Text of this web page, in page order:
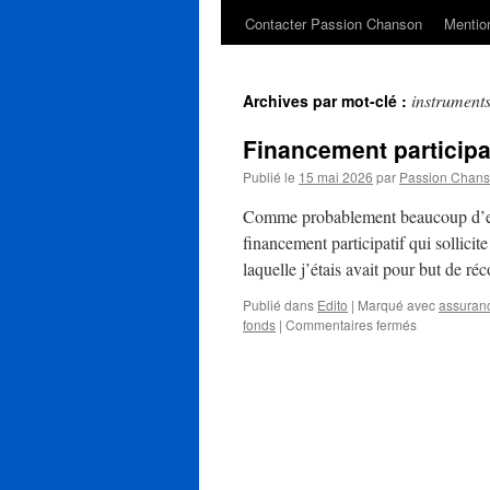
Contacter Passion Chanson
Archives par mot-clé : instruments
Financement
Publié le 15 mai 2026 par Passion
Comme probablement beaucoup
financement participatif qui sollicite
laquelle j’étais avait pour but de
Publié dans Edito | Marqué avec
fonds | Commentaires ferméssur